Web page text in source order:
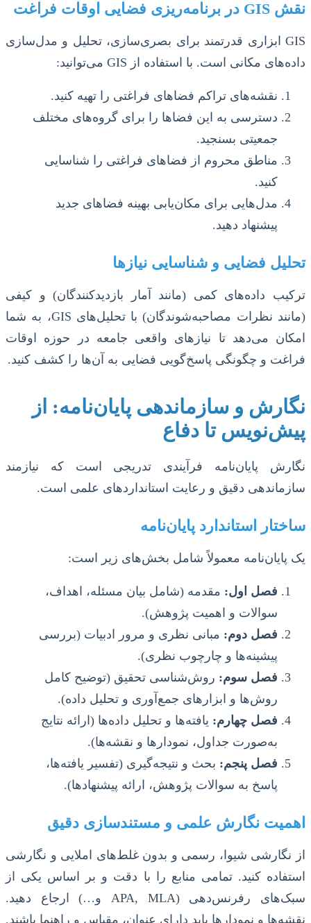
نقش GIS در برنامه‌ریزی فضایی اوقات فراغت
GIS ابزاری قدرتمند برای بصری‌سازی، تحلیل و مدل‌سازی
داده‌های مکانی است. با استفاده از GIS می‌توانید:
نقشه‌های تراکم فضاهای فراغتی را تهیه کنید.
دسترسی به این فضاها را برای گروه‌های مختلف
جمعیتی بسنجید.
مناطق محروم از فضاهای فراغتی را شناسایی
کنید.
مدل‌هایی برای مکان‌یابی بهینه فضاهای جدید
پیشنهاد دهید.
تحلیل فضایی و شناسایی نیازها
ترکیب داده‌های کمی (مانند آمار بازدیدکنندگان) و کیفی
(مانند نظرات مصاحبه‌شوندگان) با تحلیل‌های GIS، به شما
امکان می‌دهد تا نیازهای واقعی جامعه در حوزه اوقات
فراغت و چگونگی پاسخ‌گویی فضایی به آن‌ها را کشف کنید.
نگارش و سازماندهی پایان‌نامه: از
پیش‌نویس تا دفاع
نگارش پایان‌نامه فرآیندی تدریجی است که نیازمند
سازماندهی دقیق و رعایت استانداردهای علمی است.
ساختار استاندارد پایان‌نامه
یک پایان‌نامه معمولاً شامل بخش‌های زیر است:
فصل اول: مقدمه (شامل بیان مسئله، اهداف،
سوالات و اهمیت پژوهش).
فصل دوم: مبانی نظری و مرور ادبیات (بررسی
پیشینه‌ها و چارچوب نظری).
فصل سوم: روش‌شناسی تحقیق (توضیح کامل
روش‌ها و ابزارهای جمع‌آوری و تحلیل داده).
فصل چهارم: یافته‌ها و تحلیل داده‌ها (ارائه نتایج
به‌صورت جداول، نمودارها و نقشه‌ها).
فصل پنجم: بحث و نتیجه‌گیری (تفسیر یافته‌ها،
پاسخ به سوالات پژوهش، ارائه پیشنهادها).
اهمیت نگارش علمی و مستندسازی دقیق
از نگارشی شیوا، رسمی و بدون غلط‌های املایی و نگارشی
استفاده کنید. تمامی منابع را با دقت و بر اساس یکی از
سبک‌های رفرنس‌دهی (APA, MLA و…) ارجاع دهید.
نقشه‌ها و نمودارها باید دارای عنوان، مقیاس و راهنما باشند.